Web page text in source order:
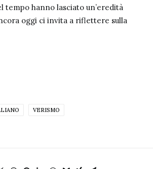
tempo hanno lasciato un’eredità
oggi ci invita a riflettere sulla
VERISMO